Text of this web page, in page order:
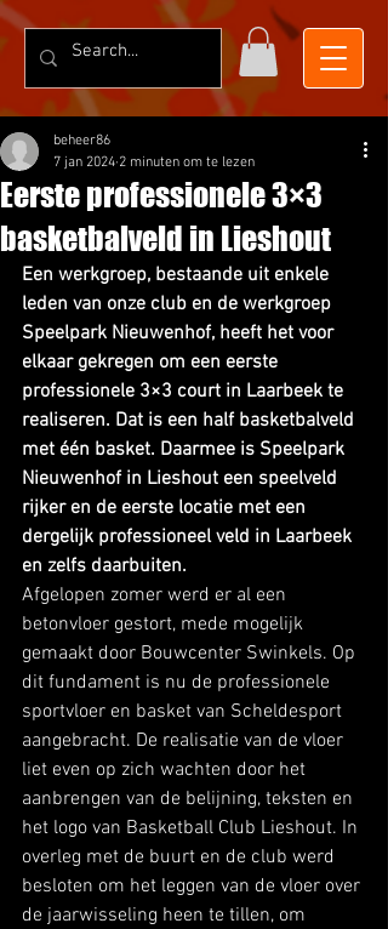
Eerste professionele 3×3
basketbalveld in Lieshout
beheer86
7 jan 2024 2 minuten om te lezen
Een werkgroep, bestaande uit enkele
leden van onze club en de werkgroep
Speelpark Nieuwenhof, heeft het voor
elkaar gekregen om een eerste
professionele 3×3 court in Laarbeek te
realiseren. Dat is een half basketbalveld
met één basket. Daarmee is Speelpark
Nieuwenhof in Lieshout een speelveld
rijker en de eerste locatie met een
dergelijk professioneel veld in Laarbeek
en zelfs daarbuiten.
Afgelopen zomer werd er al een
betonvloer gestort, mede mogelijk
gemaakt door Bouwcenter Swinkels. Op
dit fundament is nu de professionele
sportvloer en basket van Scheldesport
aangebracht. De realisatie van de vloer
liet even op zich wachten door het
aanbrengen van de belijning, teksten en
het logo van Basketball Club Lieshout. In
overleg met de buurt en de club werd
besloten om het leggen van de vloer over
de jaarwisseling heen te tillen, om